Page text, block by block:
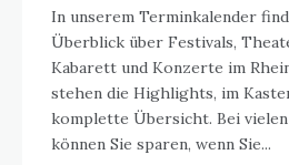
In unserem Terminkalender
Überblick über Festivals,
Kabarett und Konzerte im
stehen die Highlights, im
komplette Übersicht. Bei
können Sie sparen, wenn Sie...